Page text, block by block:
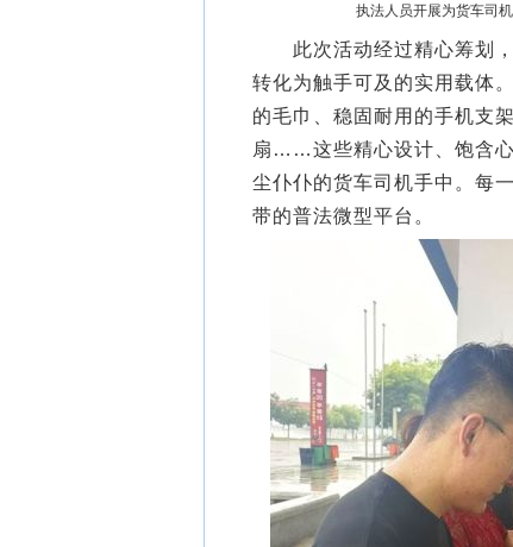
执法人员开展为货车司
此次活动经过精心筹划，
转化为触手可及的实用载体
的毛巾、稳固耐用的手机支
扇……这些精心设计、饱含心
尘仆仆的货车司机手中。每
带的普法微型平台。